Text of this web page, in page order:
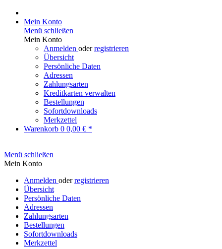
Mein Konto
Menü schließen
Mein Konto
Anmelden oderregistrieren
Übersicht
Persönliche Daten
Adressen
Zahlungsarten
Kreditkarten verwalten
Bestellungen
Sofortdownloads
Merkzettel
Warenkorb 0 0,00 € *
Menü schließen
Mein Konto
Anmelden oderregistrieren
Übersicht
Persönliche Daten
Adressen
Zahlungsarten
Bestellungen
Sofortdownloads
Merkzettel